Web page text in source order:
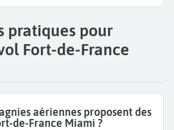
pratiques pour
Fort-de-France
aériennes proposent des
de-France Miami ?